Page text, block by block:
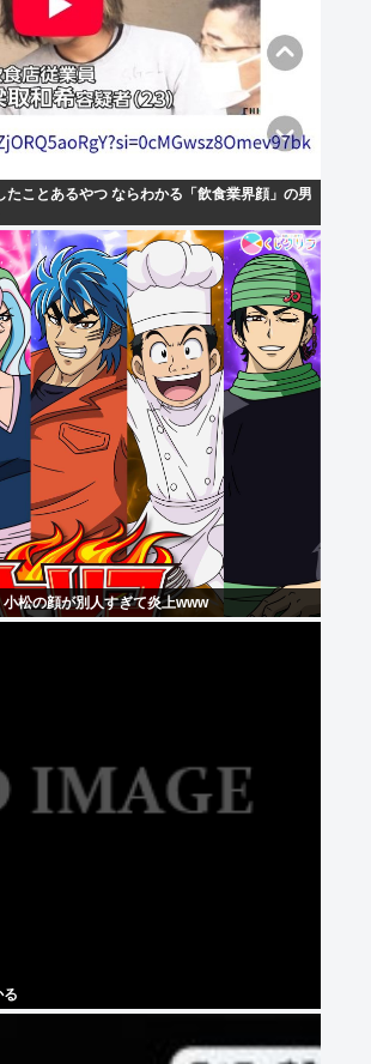
たことあるやつ ならわかる「飲食業界顔」の男
小松の顔が別人すぎて炎上www